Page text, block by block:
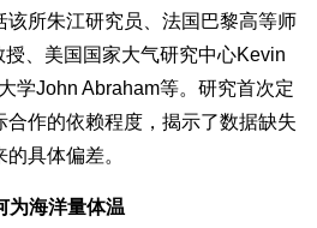
所朱江研究员、法国巴黎高等师
、美国国家大气研究中心Kevin
学John Abraham等。研究首次定
作的依赖程度，揭示了数据缺失
具体偏差。
为海洋量体温